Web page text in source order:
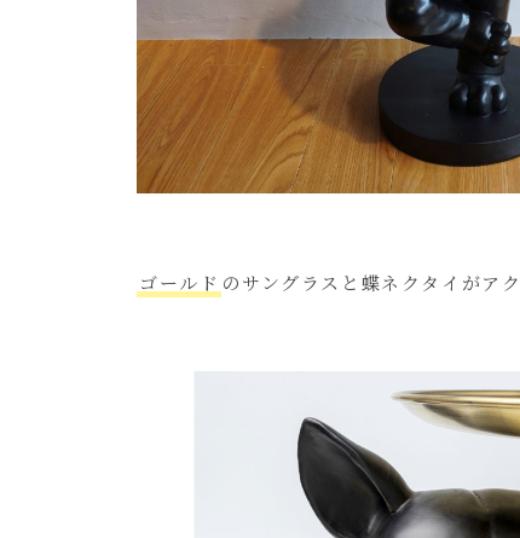
ゴールド のサングラスと蝶ネクタイがア